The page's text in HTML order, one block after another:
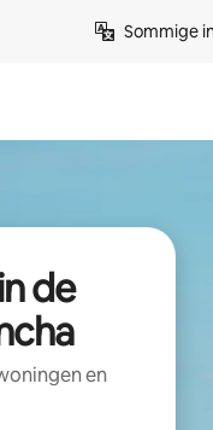
Sommige
de
en